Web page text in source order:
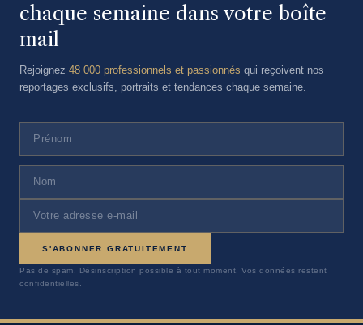
chaque semaine dans votre boîte
mail
Rejoignez 48 000 professionnels et passionnés qui reçoivent nos
reportages exclusifs, portraits et tendances chaque semaine.
S'ABONNER GRATUITEMENT
Pas de spam. Désinscription possible à tout moment. Vos données restent
confidentielles.